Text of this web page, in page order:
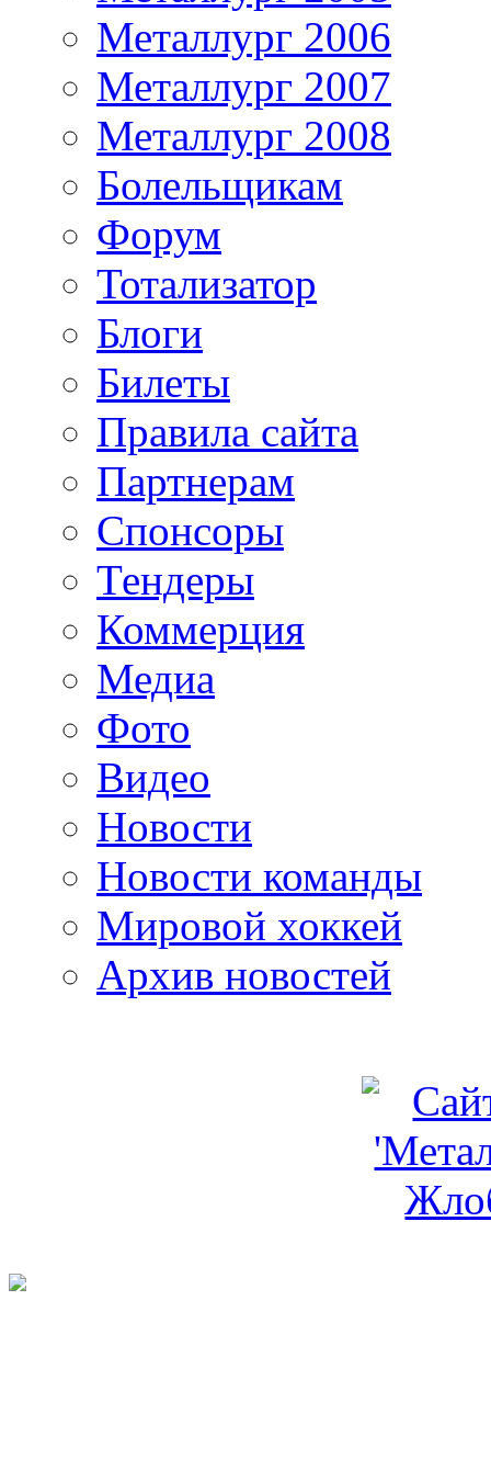
Металлург 2006
Металлург 2007
Металлург 2008
Болельщикам
Форум
Тотализатор
Блоги
Билеты
Правила сайта
Партнерам
Спонсоры
Тендеры
Коммерция
Медиа
Фото
Видео
Новости
Новости команды
Мировой хоккей
Архив новостей